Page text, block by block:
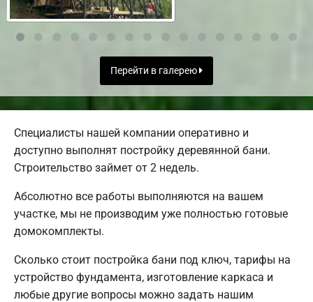
Перейти в галерею
Специалисты нашей компании оперативно и
доступно выполнят постройку деревянной бани.
Строительство займет от 2 недель.
Абсолютно все работы выполняются на вашем
участке, мы не производим уже полностью готовые
домокомплекты.
Сколько стоит постройка бани под ключ, тарифы на
устройство фундамента, изготовление каркаса и
любые другие вопросы можно задать нашим